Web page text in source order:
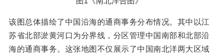
该图总体描绘了中国沿海的通商事务分布情况。其中以江
苏省北部淤黄河口为分界线，分区管理中国南部和北部沿
海的通商事务。这张地图不仅展示了中国南北洋两大区域